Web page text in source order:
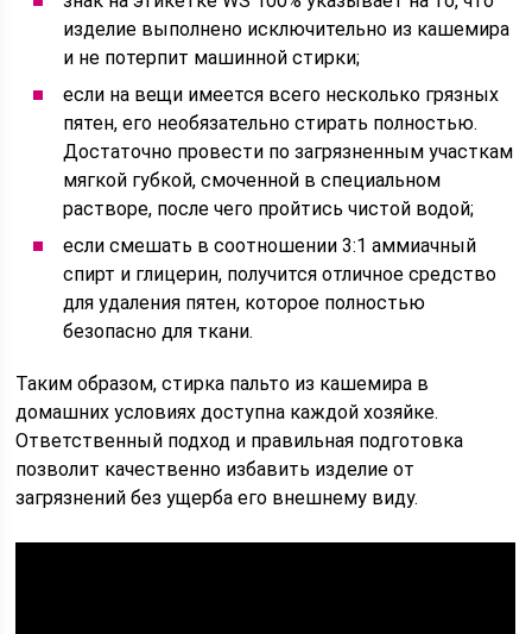
изделие выполнено исключительно из кашемира
и не потерпит машинной стирки;
если на вещи имеется всего несколько грязных
пятен, его необязательно стирать полностью.
Достаточно провести по загрязненным участкам
мягкой губкой, смоченной в специальном
растворе, после чего пройтись чистой водой;
если смешать в соотношении 3:1 аммиачный
спирт и глицерин, получится отличное средство
для удаления пятен, которое полностью
безопасно для ткани.
Таким образом, стирка пальто из кашемира в
домашних условиях доступна каждой хозяйке.
Ответственный подход и правильная подготовка
позволит качественно избавить изделие от
загрязнений без ущерба его внешнему виду.